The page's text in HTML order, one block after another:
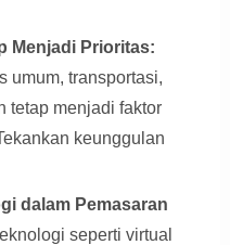
Menjadi Prioritas:
umum, transportasi,
tetap menjadi faktor
keunggulan
dalam Pemasaran
seperti virtual